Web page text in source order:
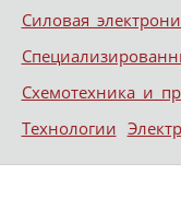
Силовая
Схемотехника и
Технологии